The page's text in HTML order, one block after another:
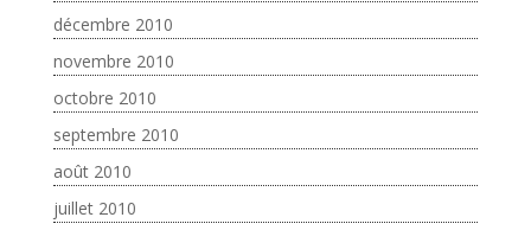
décembre 2010
novembre 2010
octobre 2010
septembre 2010
août 2010
juillet 2010